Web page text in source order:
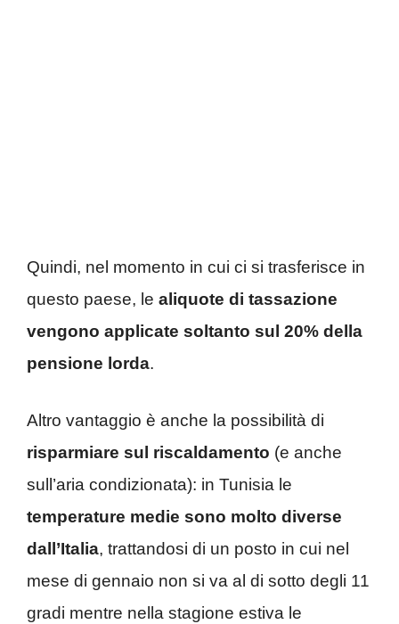
Quindi, nel momento in cui ci si trasferisce in
questo paese, le aliquote di tassazione
vengono applicate soltanto sul 20% della
pensione lorda.
Altro vantaggio è anche la possibilità di
risparmiare sul riscaldamento (e anche
sull’aria condizionata): in Tunisia le
temperature medie sono molto diverse
dall’Italia, trattandosi di un posto in cui nel
mese di gennaio non si va al di sotto degli 11
gradi mentre nella stagione estiva le